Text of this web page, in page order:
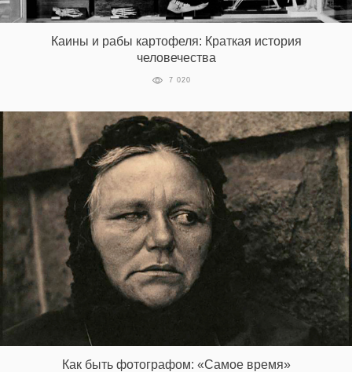
Каины и рабы картофеля: Краткая история
человечества
7 020
Как быть фотографом: «Самое время»